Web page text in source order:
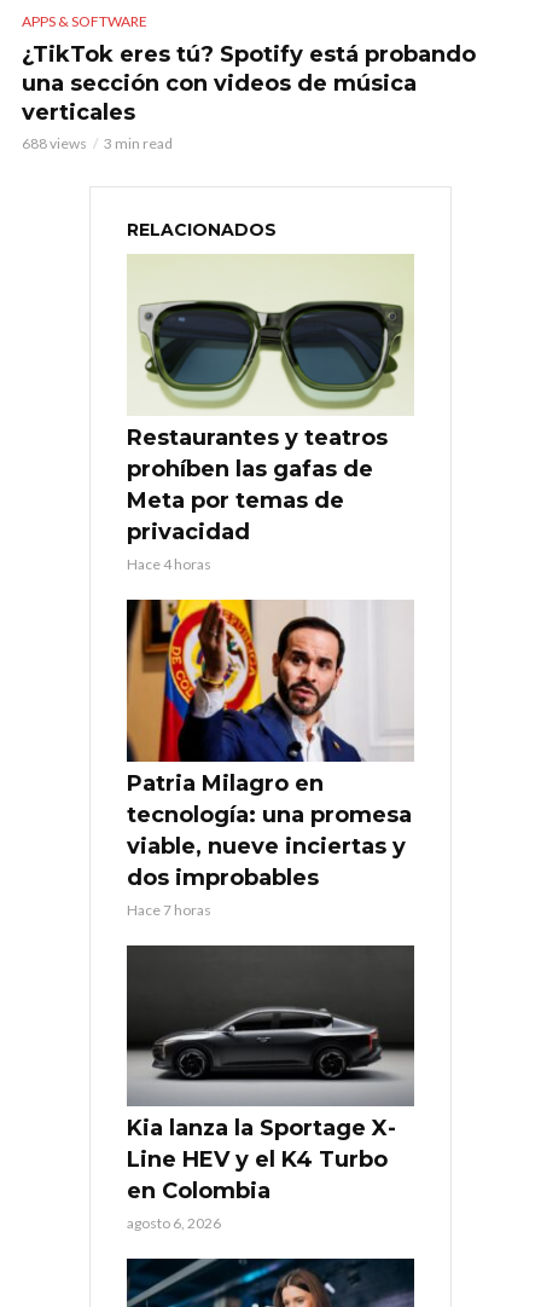
APPS & SOFTWARE
¿TikTok eres tú? Spotify está probando
una sección con videos de música
verticales
688 views 3 min read
RELACIONADOS
Restaurantes y teatros
prohíben las gafas de
Meta por temas de
privacidad
Hace 4 horas
Patria Milagro en
tecnología: una promesa
viable, nueve inciertas y
dos improbables
Hace 7 horas
Kia lanza la Sportage X-
Line HEV y el K4 Turbo
en Colombia
agosto 6, 2026